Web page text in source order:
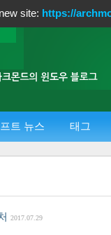
site: https://
트 뉴스 태그
2017.07.29